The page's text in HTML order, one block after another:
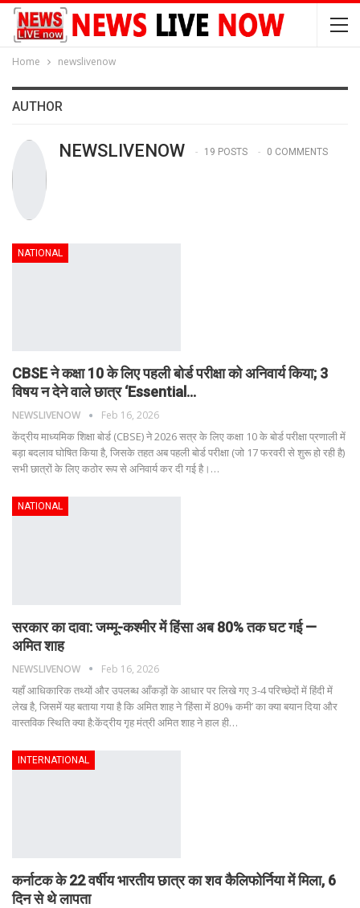
Home newslivenow
AUTHOR
NEWSLIVENOW 19 POSTS 0 COMMENTS
NATIONAL
CBSE ने कक्षा 10 के लिए पहली बोर्ड परीक्षा को अनिवार्य किया; 3
विषय न देने वाले छात्र ‘Essential…
NEWSLIVENOW Feb 16, 2026
केंद्रीय माध्यमिक शिक्षा बोर्ड (CBSE) ने 2026 सत्र के लिए कक्षा 10 के बोर्ड परीक्षा प्रणाली में
बड़ा बदलाव घोषित किया है, जिसके तहत अब पहली बोर्ड परीक्षा (जो 17 फरवरी से शुरू हो रही है)
सभी छात्रों के लिए कठोर रूप से अनिवार्य कर दी गई है। …
NATIONAL
सरकार का दावा: जम्मू-कश्मीर में हिंसा अब 80% तक घट गई —
अमित शाह
NEWSLIVENOW Feb 16, 2026
यहाँ आधिकारिक तथ्यों और उपलब्ध आँकड़ों के आधार पर लिखे गए 3-4 परिच्छेदों में हिंदी में
लेख है, जिसमें यह बताया गया है कि अमित शाह ने ‘हिंसा में 80% कमी’ का क्या बयान दिया और
वास्तविक स्थिति क्या है:केंद्रीय गृह मंत्री अमित शाह ने हाल ही…
INTERNATIONAL
कर्नाटक के 22 वर्षीय भारतीय छात्र का शव कैलिफोर्निया में मिला, 6
दिन से थे लापता